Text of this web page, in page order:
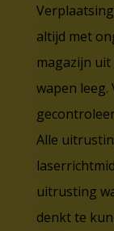
altijd met
magazijn
wapen
Alle
uitrusting
denkt te